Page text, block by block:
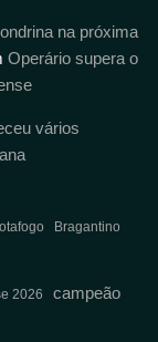
na próxima
Operário supera o
vários
Bragantino
2026 campeão